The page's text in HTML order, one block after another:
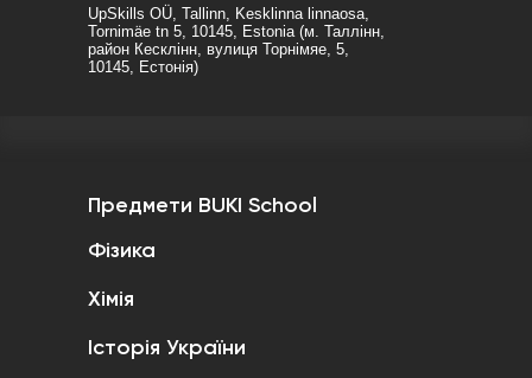
UpSkills OÜ, Tallinn, Kesklinna linnaosa,
Tornimäe tn 5, 10145, Estonia (м. Таллінн,
район Кесклінн, вулиця Торнімяе, 5,
10145, Естонія)
Предмети BUKI School
Фізика
Хімія
Історія України